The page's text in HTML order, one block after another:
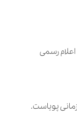
رسمی
پویاست.